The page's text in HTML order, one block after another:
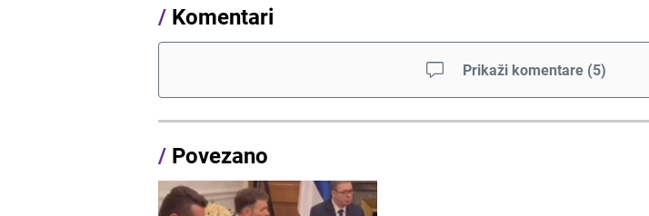
/ Komentari
Prikaži komentare (5)
/ Povezano